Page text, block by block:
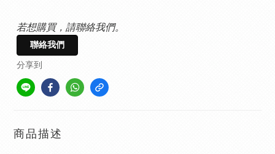
若想購買，請聯絡我們。
聯絡我們
分享到
商品描述